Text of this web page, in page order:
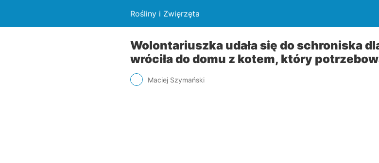
Rośliny i Zwięrzęta
Wolontariuszka udała się do schroniska
wróciła do domu z kotem, który
Maciej Szymański